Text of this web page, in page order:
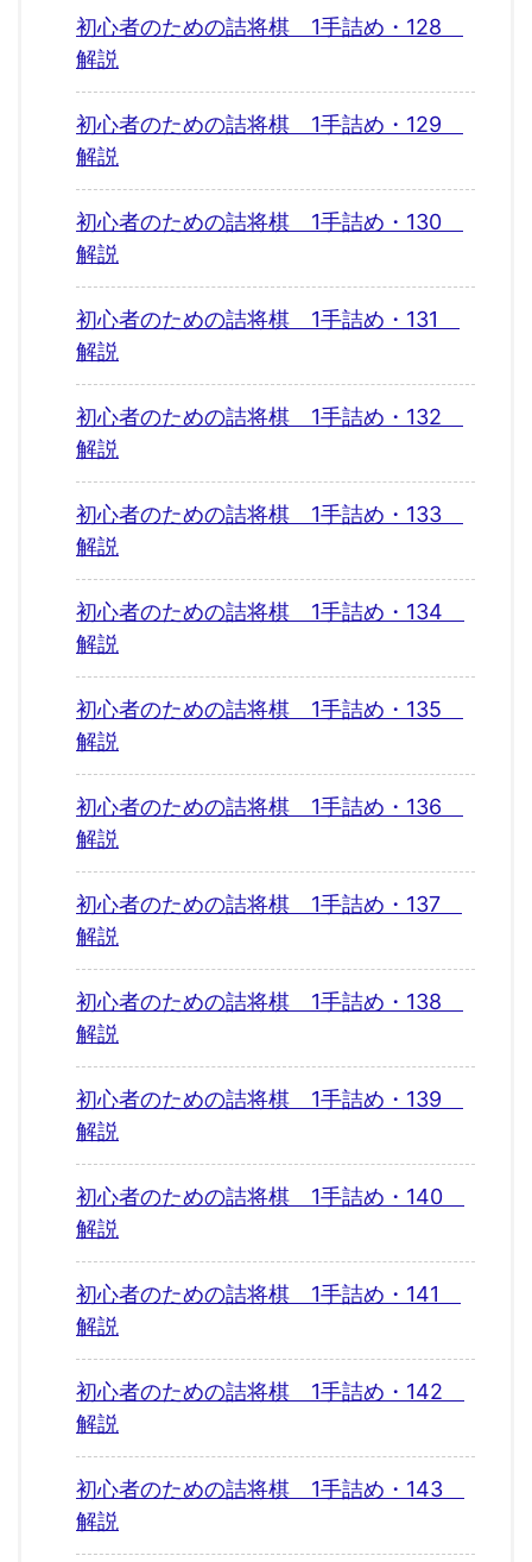
初心者のための詰将棋 1手詰め・128
解説
初心者のための詰将棋 1手詰め・129
解説
初心者のための詰将棋 1手詰め・130
解説
初心者のための詰将棋 1手詰め・131
解説
初心者のための詰将棋 1手詰め・132
解説
初心者のための詰将棋 1手詰め・133
解説
初心者のための詰将棋 1手詰め・134
解説
初心者のための詰将棋 1手詰め・135
解説
初心者のための詰将棋 1手詰め・136
解説
初心者のための詰将棋 1手詰め・137
解説
初心者のための詰将棋 1手詰め・138
解説
初心者のための詰将棋 1手詰め・139
解説
初心者のための詰将棋 1手詰め・140
解説
初心者のための詰将棋 1手詰め・141
解説
初心者のための詰将棋 1手詰め・142
解説
初心者のための詰将棋 1手詰め・143
解説